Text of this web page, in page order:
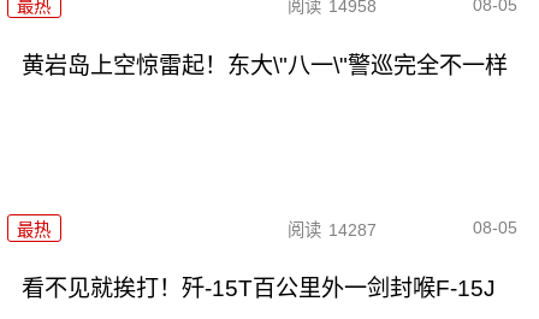
最热 阅读 14958 08-05
黄岩岛上空惊雷起！东大\"八一\"警巡完全不一样
最热 阅读 14287 08-05
看不见就挨打！歼-15T百公里外一剑封喉F-15J